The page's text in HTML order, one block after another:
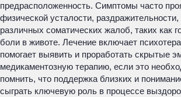
предрасположенность. Симптомы часто
физической усталости,
различных соматических жалоб, таких как
боли в животе. Лечение включает
помогает выявить и проработать скрытые
медикаментозную терапию, если это
помнить, что поддержка близких и
сыграть ключевую роль в процессе